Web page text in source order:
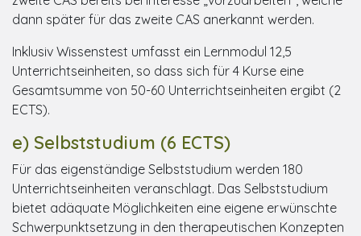
dann später für das zweite CAS anerkannt werden.
Inklusiv Wissenstest umfasst ein Lernmodul 12,5
Unterrichtseinheiten, so dass sich für 4 Kurse eine
Gesamtsumme von 50-60 Unterrichtseinheiten ergibt (2
ECTS).
e) Selbststudium (6 ECTS)
Für das eigenständige Selbststudium werden 180
Unterrichtseinheiten veranschlagt. Das Selbststudium
bietet adäquate Möglichkeiten eine eigene erwünschte
Schwerpunktsetzung in den therapeutischen Konzepten